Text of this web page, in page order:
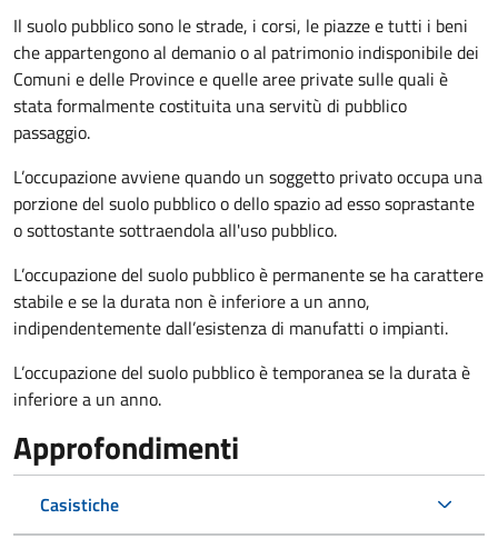
Il suolo pubblico sono le strade, i corsi, le piazze e tutti i beni
che appartengono al demanio o al patrimonio indisponibile dei
Comuni e delle Province e quelle aree private sulle quali è
stata formalmente costituita una servitù di pubblico
passaggio.
L’occupazione avviene quando un soggetto privato occupa una
porzione del suolo pubblico o dello spazio ad esso soprastante
o sottostante sottraendola all'uso pubblico.
L’occupazione del suolo pubblico è permanente se ha carattere
stabile e se la durata non è inferiore a un anno,
indipendentemente dall’esistenza di manufatti o impianti.
L’occupazione del suolo pubblico è temporanea se la durata è
inferiore a un anno.
Approfondimenti
Casistiche